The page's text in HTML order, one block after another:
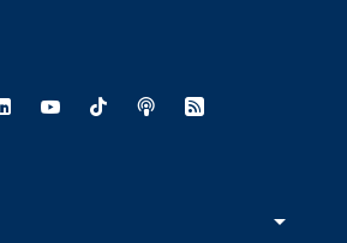
- Apertura in nuova finestra
- Apertura in nuova finestra
- Sito esterno - Apertura in
Linkedin - Sito esterno - Apertura in
Youtube - Sito esterno -
TikTok - Sito esterno -
Spreaker - Sito
Feed RSS -